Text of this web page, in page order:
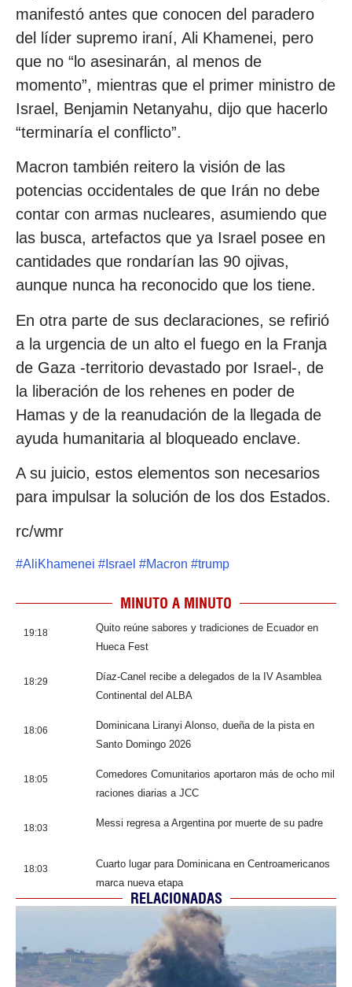
manifestó antes que conocen del paradero
del líder supremo iraní, Ali Khamenei, pero
que no “lo asesinarán, al menos de
momento”, mientras que el primer ministro de
Israel, Benjamin Netanyahu, dijo que hacerlo
“terminaría el conflicto”.
Macron también reitero la visión de las
potencias occidentales de que Irán no debe
contar con armas nucleares, asumiendo que
las busca, artefactos que ya Israel posee en
cantidades que rondarían las 90 ojivas,
aunque nunca ha reconocido que los tiene.
En otra parte de sus declaraciones, se refirió
a la urgencia de un alto el fuego en la Franja
de Gaza -territorio devastado por Israel-, de
la liberación de los rehenes en poder de
Hamas y de la reanudación de la llegada de
ayuda humanitaria al bloqueado enclave.
A su juicio, estos elementos son necesarios
para impulsar la solución de los dos Estados.
rc/wmr
#AliKhamenei # Israel #Macron #trump
MINUTO A MINUTO
19:18
Quito reúne sabores y tradiciones de Ecuador en
Hueca Fest
18:29
Díaz-Canel recibe a delegados de la IV Asamblea
Continental del ALBA
18:06
Dominicana Liranyi Alonso, dueña de la pista en
Santo Domingo 2026
18:05
Comedores Comunitarios aportaron más de ocho mil
raciones diarias a JCC
18:03 Messi regresa a Argentina por muerte de su padre
18:03
Cuarto lugar para Dominicana en Centroamericanos
marca nueva etapa
RELACIONADAS